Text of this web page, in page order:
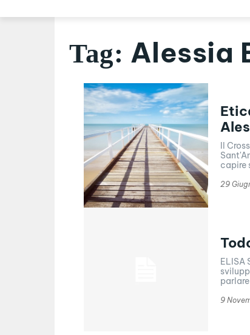
Tag: Alessia
Il
capire
29
ELISA
sviluppi politici
9